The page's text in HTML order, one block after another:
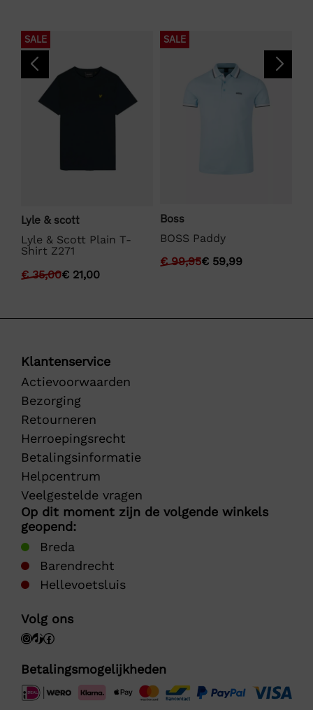
SALE
Lyle & scott
Lyle & Scott Plain T-
Shirt Z271
€35,00€ 21,00
SALE
Boss
BOSS Paddy
€99,95€ 59,99
Klantenservice
Actievoorwaarden
Bezorging
Retourneren
Herroepingsrecht
Betalingsinformatie
Helpcentrum
Veelgestelde vragen
Op dit moment zijn de volgende winkels
geopend:
Breda
Barendrecht
Hellevoetsluis
Volg ons
Betalingsmogelijkheden